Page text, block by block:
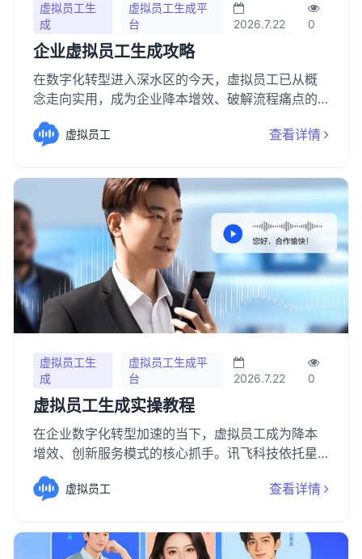
虚拟员工生
成
虚拟员工生成平
台
2026.7.22 0
企业虚拟员工生成攻略
在数字化转型进入深水区的今天，虚拟员工已从概
念走向实用，成为企业降本增效、破解流程痛点的
核心抓手。
虚拟员工 查看详情
虚拟员工生
成
虚拟员工生成平
台
2026.7.22 0
虚拟员工生成实操教程
在企业数字化转型加速的当下，虚拟员工成为降本
增效、创新服务模式的核心抓手。讯飞科技依托星
火大模型、多模态交互及语音合成等核心 AI 技术，
打造零基础可上手的虚拟员工生成实操教程，助力
虚拟员工 查看详情